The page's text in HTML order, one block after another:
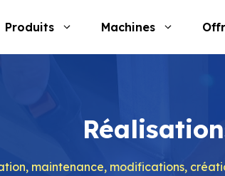
Produits Machines
maintenance, modifications,